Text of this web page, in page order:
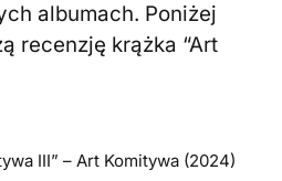
albumach. Poniżej
recenzję krążka “Art
III” – Art Komitywa (2024)